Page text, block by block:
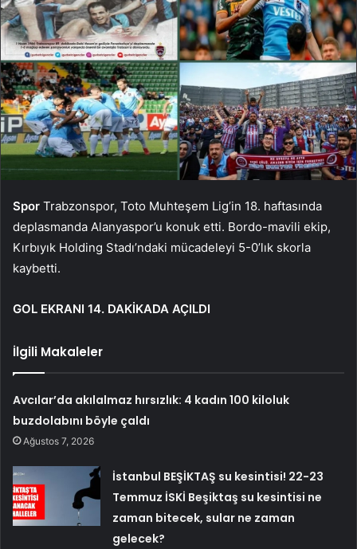
Spor Trabzonspor, Toto Muhteşem Lig’in 18. haftasında
deplasmanda Alanyaspor’u konuk etti. Bordo-mavili ekip,
Kırbıyık Holding Stadı’ndaki mücadeleyi 5-0’lık skorla
kaybetti.
GOL EKRANI 14. DAKİKADA AÇILDI
İlgili Makaleler
Avcılar’da akılalmaz hırsızlık: 4 kadın 100 kiloluk
buzdolabını böyle çaldı
Ağustos 7, 2026
İstanbul BEŞİKTAŞ su kesintisi! 22-23
Temmuz İSKİ Beşiktaş su kesintisi ne
zaman bitecek, sular ne zaman
gelecek?